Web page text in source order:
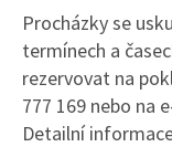
Procházky se
termínech a
rezervovat na
777 169 nebo na
Detailní